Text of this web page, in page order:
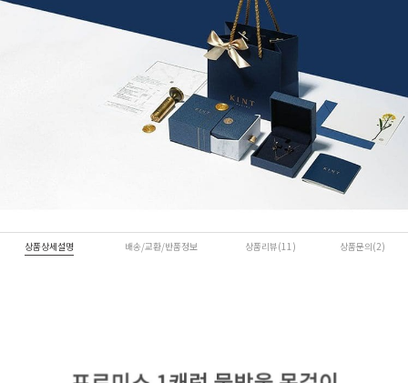
상품상세설명 배송/교환/반품정보 상품리뷰(11) 상품문의(2)